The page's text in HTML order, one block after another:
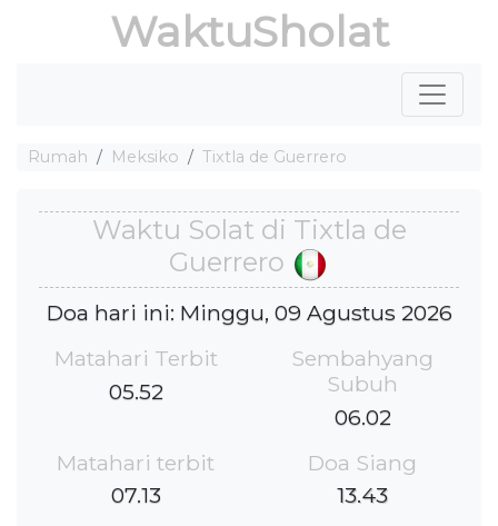
WaktuSholat
Rumah Meksiko Tixtla de Guerrero
Waktu Solat di Tixtla de
Guerrero
Doa hari ini: Minggu, 09 Agustus 2026
Matahari Terbit
05.52
Sembahyang
Subuh
06.02
Matahari terbit
07.13
Doa Siang
13.43